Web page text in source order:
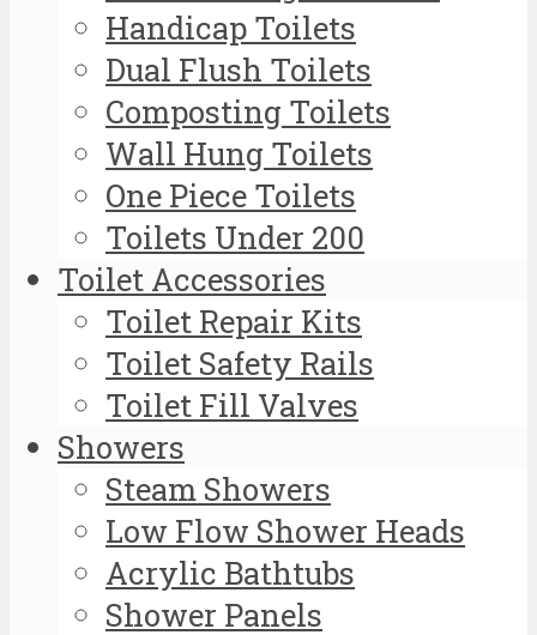
Handicap Toilets
Dual Flush Toilets
Composting Toilets
Wall Hung Toilets
One Piece Toilets
Toilets Under 200
Toilet Accessories
Toilet Repair Kits
Toilet Safety Rails
Toilet Fill Valves
Showers
Steam Showers
Low Flow Shower Heads
Acrylic Bathtubs
Shower Panels